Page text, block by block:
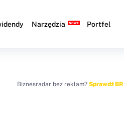
Narzędzia Portfel
Biznesradar bez reklam? Sprawdź